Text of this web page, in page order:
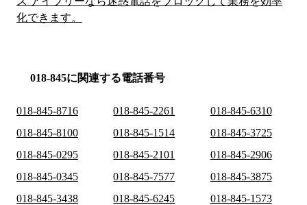
化できます。
018-845に関連する電話番号
018-845-8716 018-845-2261
018-845-6310
018-845-8100
018-845-1514
018-845-3725
018-845-0295
018-845-2101
018-845-2906
018-845-0345
018-845-7577
018-845-3875
018-845-3438
018-845-6245
018-845-1573